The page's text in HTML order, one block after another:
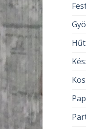
DEKORÁCIÓS
Hungarocell golyó